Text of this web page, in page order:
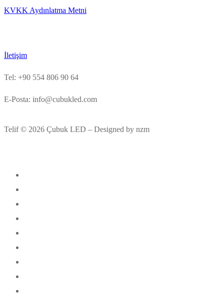
KVKK Aydınlatma Metni
İletişim
Tel: +90 554 806 90 64
E-Posta: info@cubukled.com
Telif © 2026 Çubuk LED – Designed by nzm